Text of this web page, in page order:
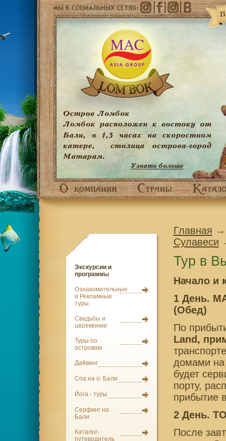
Экскурсии и
программы
Ознакомительные
и Рекламные
туры
Свадьбы и
церемонии
Туры по
островам
Дайвинг
Спа на о. Бали
Йога - туры
Серфинг на
Бали
Каталог-
путеводитель
Главная →
Сулавеси
Тур в
Начало и
1 День.
(Обед)
По
Land,
домами на
будет
порту,
прибытие
2 День.
После